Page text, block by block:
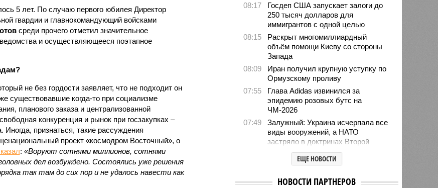
5 лет. По случаю первого юбилея Директор
гвардии и главнокомандующий войсками
среди прочего отметил значительное
и осуществляющееся поэтапное
не без гордости заявляет, что не подходит он
существовавшие когда-то при социализме
планового заказа и централизованной
конкуренция и рынок при госзакупках –
Иногда, признаться, такие рассуждения
проект «космодром Восточный», о
: «Воруют сотнями миллионов, сотнями
дел возбуждено. Состоялись уже решения
так там до сих пор и не удалось навести как
08:17
Госдеп США запускает залоги до
250 тысяч долларов для
иммигрантов с одной целью
08:15
Раскрыт многомиллиардный
объём помощи Киеву со стороны
Запада
08:09
Иран получил крупную уступку по
Ормузскому проливу
07:55
Глава Adidas извинился за
эпидемию розовых бутс на
ЧМ-2026
07:49
Залужный: Украина исчерпала все
виды вооружений, а НАТО
застряло в доктринах Второй
мировой
МИД России раскритиковал ход
«Северных потоках»
ЕЩЕ НОВОСТИ
НОВОСТИ ПАРТНЕРОВ